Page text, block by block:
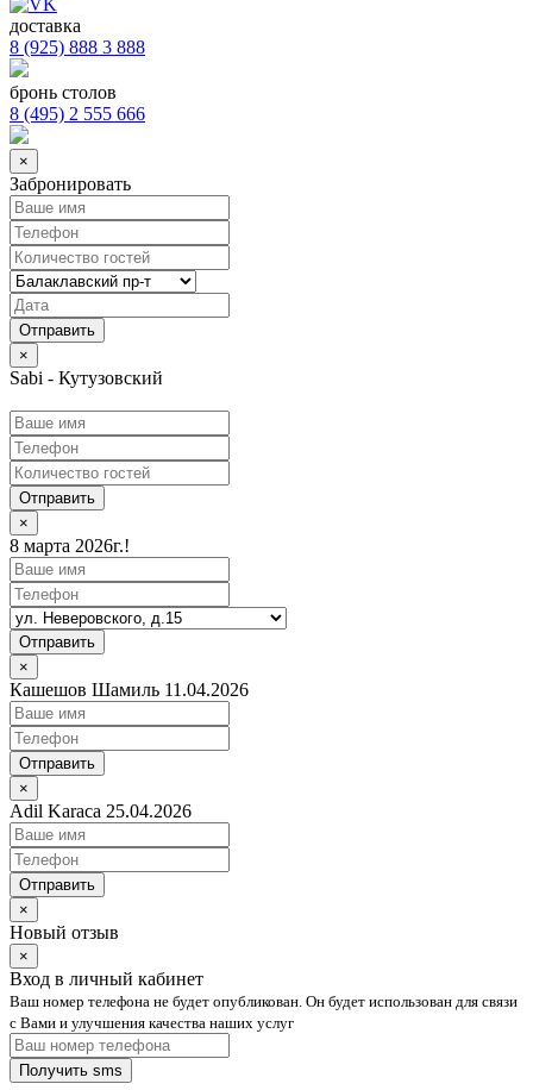
доставка
8 (925) 888 3 888
бронь столов
8 (495) 2 555 666
×
Забронировать
×
Sabi - Кутузовский
Отправить
×
8 марта 2026г.!
Отправить
×
Кашешов Шамиль 11.04.2026
Отправить
×
Adil Karaca 25.04.2026
Отправить
×
Новый отзыв
×
Вход в личный кабинет
Ваш номер телефона не будет опубликован. Он будет использован для связи
с Вами и улучшения качества наших услуг